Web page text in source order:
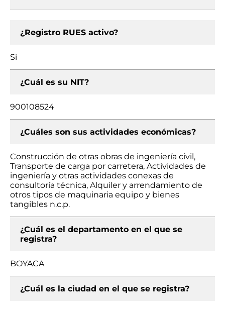
¿Registro RUES activo?
Si
¿Cuál es su NIT?
900108524
¿Cuáles son sus actividades económicas?
Construcción de otras obras de ingeniería civil,
Transporte de carga por carretera, Actividades de
ingeniería y otras actividades conexas de
consultoría técnica, Alquiler y arrendamiento de
otros tipos de maquinaria equipo y bienes
tangibles n.c.p.
¿Cuál es el departamento en el que se
registra?
BOYACA
¿Cuál es la ciudad en el que se registra?